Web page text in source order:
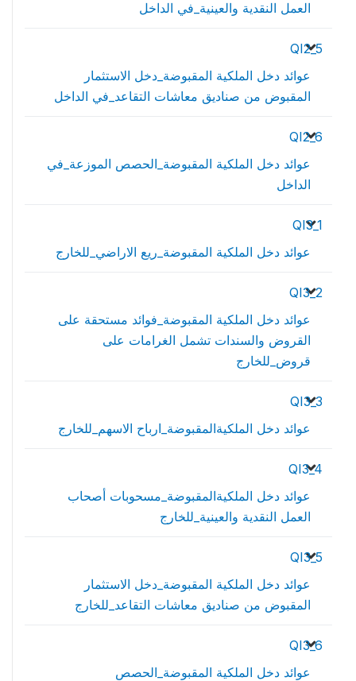
العمل النقدية والعينية_في الداخل
QI2_5
عوائد دخل الملكية المقبوضة_دخل الاستثمار
المقبوض من صناديق معاشات التقاعد_في الداخل
QI2_6
عوائد دخل الملكية المقبوضة_الحصص الموزعة_في
الداخل
QI3_1
عوائد دخل الملكية المقبوضة_ريع الاراضي_للخارج
QI3_2
عوائد دخل الملكية المقبوضة_فوائد مستحقة على
القروض والسندات تشمل الغرامات على
قروض_للخارج
QI3_3
عوائد دخل الملكيةالمقبوضة_ارباح الاسهم_للخارج
QI3_4
عوائد دخل الملكيةالمقبوضة_مسحوبات أصحاب
العمل النقدية والعينية_للخارج
QI3_5
عوائد دخل الملكية المقبوضة_دخل الاستثمار
المقبوض من صناديق معاشات التقاعد_للخارج
QI3_6
عوائد دخل الملكية المقبوضة_الحصص